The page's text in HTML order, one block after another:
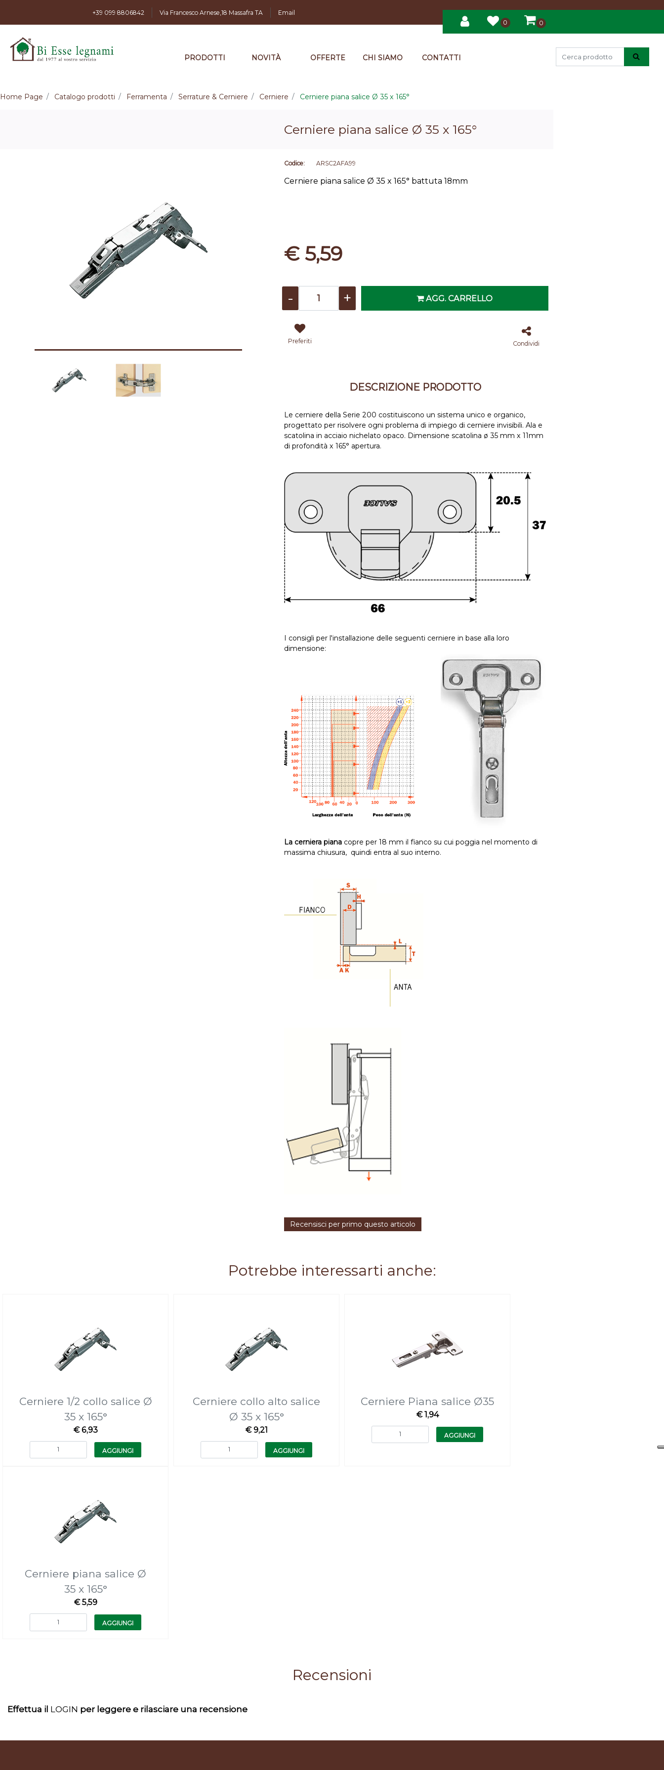
+39 099 8806842 Via Francesco Arnese,18 Massafra TA
Email
0
0
PRODOTTI NOVITÀ OFFERTE CHI SIAMO CONTATTI
Home Page Catalogo prodotti Ferramenta Serrature & Cerniere Cerniere Cerniere piana salice Ø 35 x 165°
Cerniere piana salice Ø 35 x 165°
Codice: ARSC2AFA99
Cerniere piana salice Ø 35 x 165° battuta 18mm
€ 5,59
AGG. CARRELLO
Preferiti Condividi
DESCRIZIONE PRODOTTO
Le cerniere della Serie 200 costituiscono un sistema unico e organico,
progettato per risolvere ogni problema di impiego di cerniere invisibili. Ala e
scatolina in acciaio nichelato opaco. Dimensione scatolina ø 35 mm x 11mm
di profondità x 165° apertura.
I consigli per l'installazione delle seguenti cerniere in base alla loro
dimensione:
La cerniera piana copre per 18 mm il fianco su cui poggia nel momento di
massima chiusura, quindi entra al suo interno.
Recensisci per primo questo articolo
Potrebbe interessarti anche:
Cerniere 1/2 collo salice Ø
35 x 165°
€ 6,93
Quantità
AGGIUNGI
Cerniere collo alto salice
Ø 35 x 165°
€ 9,21
Quantità
AGGIUNGI
Cerniere Piana salice Ø35
€ 1,94
Quantità
AGGIUNGI
Cerniere piana salice Ø
35 x 165°
€ 5,59
Quantità
AGGIUNGI
Recensioni
Effettua il LOGIN per leggere e rilasciare una recensione